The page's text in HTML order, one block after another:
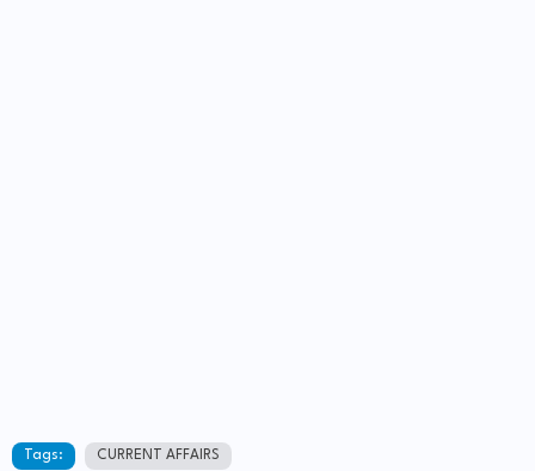
Tags: CURRENT AFFAIRS